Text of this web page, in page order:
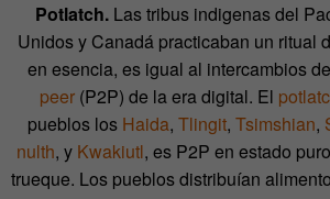
Potlatch.Las tribus indigenas del
Unidos y Canadá practicaban un ritual
en esencia, es igual al intercambios
peer(P2P) de la era digital. El
pueblos los Haida, Tlingit, Tsimshian,
nulth, y Kwakiutl, es P2P en estado
trueque. Los pueblos distribuían